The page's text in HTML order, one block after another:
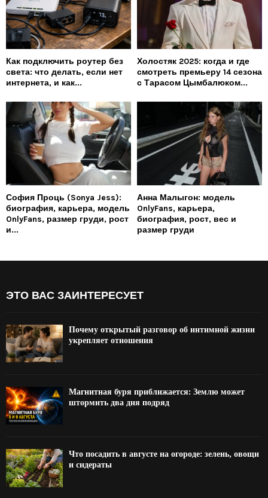
Как подключить роутер без
света: что делать, если нет
интернета, и как...
Холостяк 2025: когда и где
смотреть премьеру 14 сезона
с Тарасом Цымбалюком...
София Проць (Sonya Jess):
биография, карьера, модель
OnlyFans, размер груди, рост
и...
Анна Малыгон: модель
OnlyFans, карьера,
биография, рост, вес и
размер груди
ЭТО ВАС ЗАИНТЕРЕСУЕТ
Почему открытый разговор об интимной жизни
укрепляет отношения
Магнитная буря приближается: Землю может
штормить два дня подряд
Что посадить в августе на огороде: зелень, овощи
и сидераты